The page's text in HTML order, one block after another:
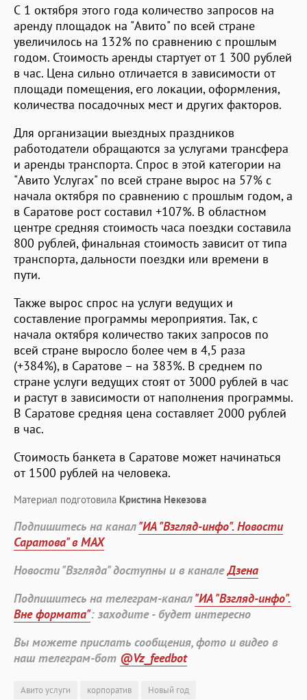
С 1 октября этого года количество запросов на
аренду площадок на "Авито" по всей стране
увеличилось на 132% по сравнению с прошлым
годом. Стоимость аренды стартует от 1 300 рублей
в час. Цена сильно отличается в зависимости от
площади помещения, его локации, оформления,
количества посадочных мест и других факторов.
Для организации выездных праздников
работодатели обращаются за услугами трансфера
и аренды транспорта. Спрос в этой категории на
"Авито Услугах" по всей стране вырос на 57% с
начала октября по сравнению с прошлым годом, а
в Саратове рост составил +107%. В областном
центре средняя стоимость часа поездки составила
800 рублей, финальная стоимость зависит от типа
транспорта, дальности поездки или времени в
пути.
Также вырос спрос на услуги ведущих и
составление программы мероприятия. Так, с
начала октября количество таких запросов по
всей стране выросло более чем в 4,5 раза
(+384%), в Саратове – на 383%. В среднем по
стране услуги ведущих стоят от 3000 рублей в час
и растут в зависимости от наполнения программы.
В Саратове средняя цена составляет 2000 рублей
в час.
Стоимость банкета в Саратове может начинаться
от 1500 рублей на человека.
Материал подготовила Кристина Некезова
Подпишитесь на канал"ИА "Взгляд-инфо". Новости
Саратова" в MAX
Новости "Взгляда" доступны и в каналеДзена
Подпишитесь на телеграм-канал"ИА "Взгляд-инфо".
Вне формата": заходите - будет интересно
Вы можете прислать сообщения, фото и видео в
наш телеграм-бот @Vz_feedbot
Авито услуги корпоратив
Новый год